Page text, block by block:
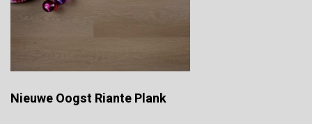
Nieuwe Oogst Riante Plank